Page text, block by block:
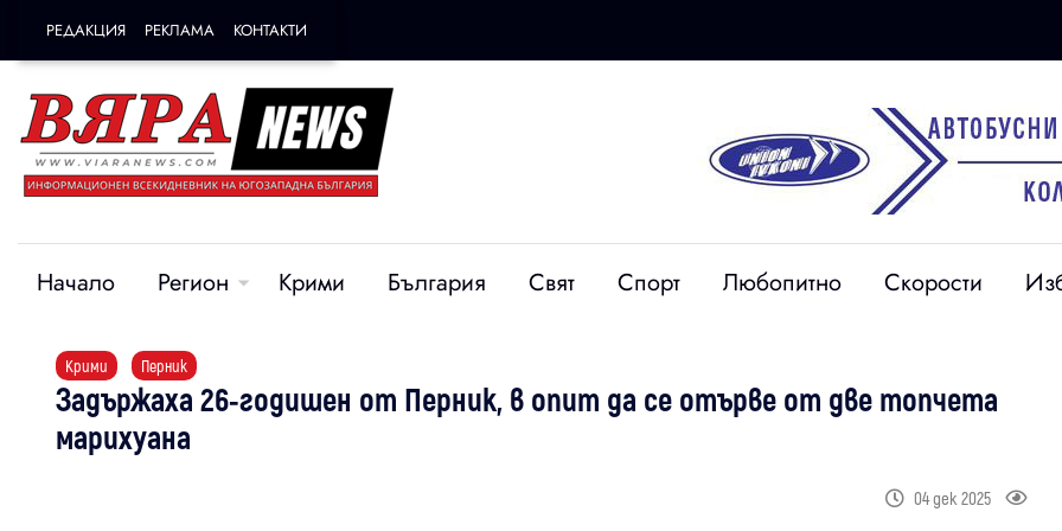
РЕДАКЦИЯ РЕКЛАМА КОНТАКТИ
Начало Регион Крими България Свят Спорт Любопитно Скорости
Крими Перник
Задържаха 26-годишен от Перник, в опит да се отърве от две топчета
марихуана
04 дек 2025